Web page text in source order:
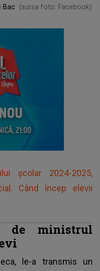
Bac
(sursa foto: Facebook)
școlar 2024-2025,
Când încep elevii
de ministrul
le-a transmis un